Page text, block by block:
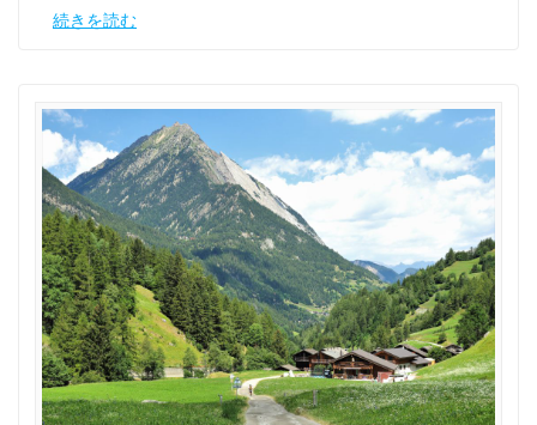
続きを読む